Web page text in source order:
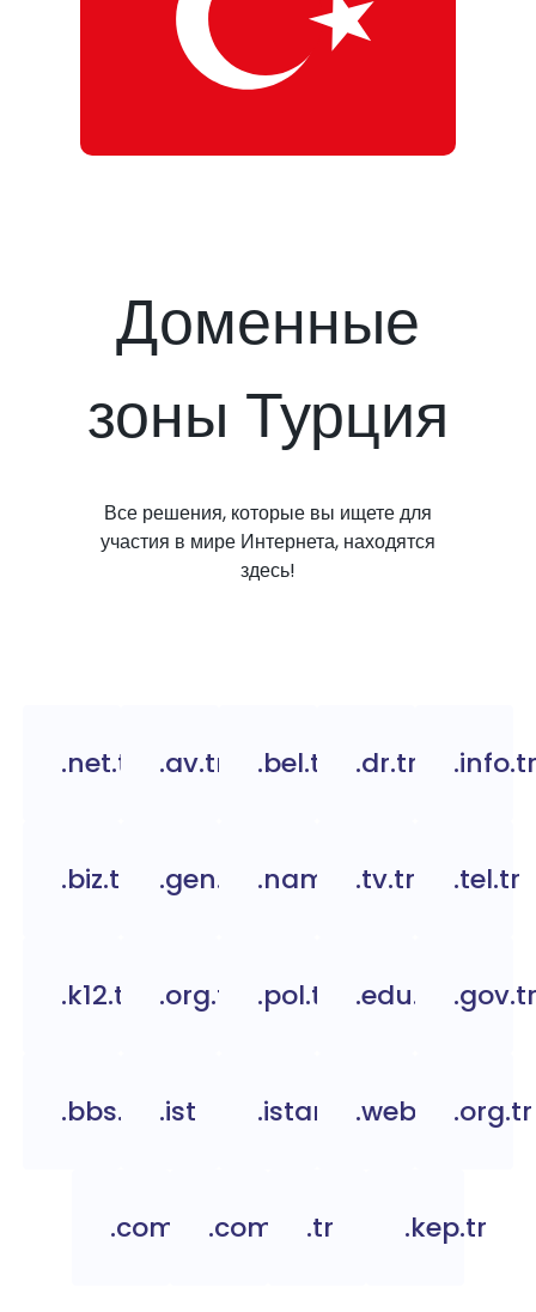
Доменные
зоны Турция
Все решения, которые вы ищете для
участия в мире Интернета, находятся
здесь!
.net.tr .av.tr .bel.tr .dr.tr .info.tr
.biz.tr .gen.tr .name.tr.tv.tr .tel.tr
.k12.tr .org.tc .pol.tr .edu.tr .gov.tr
.bbs.tr .ist .istanbul.web.tr .org.tr
.com.tc .com.tr .tr .kep.tr